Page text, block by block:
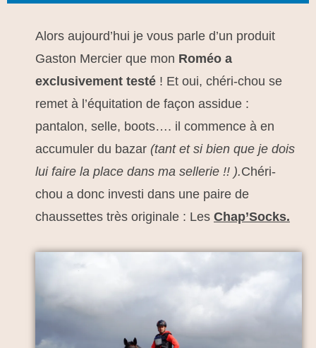
Alors aujourd’hui je vous parle d’un produit
Gaston Mercier que mon Roméo a
exclusivement testé ! Et oui, chéri-chou se
remet à l’équitation de façon assidue :
pantalon, selle, boots…. il commence à en
accumuler du bazar (tant et si bien que je dois
lui faire la place dans ma sellerie !! ).Chéri-
chou a donc investi dans une paire de
chaussettes très originale : Les Chap’Socks.